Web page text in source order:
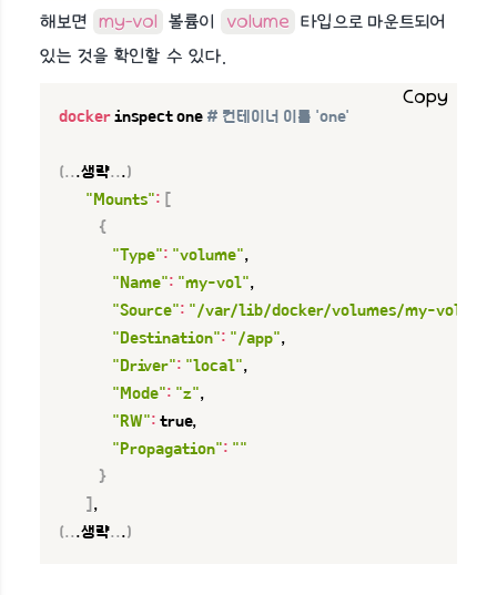
해보면 my-vol 볼륨이 volume 타입으로 마운트되어
있는 것을 확인할 수 있다.
docker inspect one # 컨테이너 이름 'one'
(.. .생략.. .)
"Mounts":
{
"Type": "volume",
"Name": "my-vol",
"Source": "/var/lib/docker/volumes/my-vol/
"Destination": "/app",
"Driver": "local",
"Mode": "z",
"RW": true,
"Propagation": ""
}
(.. .생략.. .)
Copy